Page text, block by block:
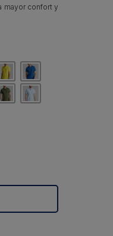
mayor confort y